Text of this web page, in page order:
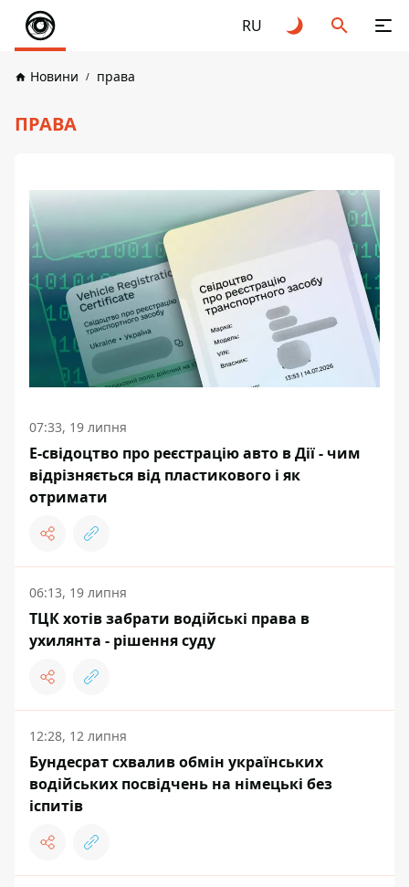
RU
Новини права
ПРАВА
07:33, 19 липня
Е-свідоцтво про реєстрацію авто в Дії - чим
відрізняється від пластикового і як
отримати
06:13, 19 липня
ТЦК хотів забрати водійські права в
ухилянта - рішення суду
12:28, 12 липня
Бундесрат схвалив обмін українських
водійських посвідчень на німецькі без
іспитів